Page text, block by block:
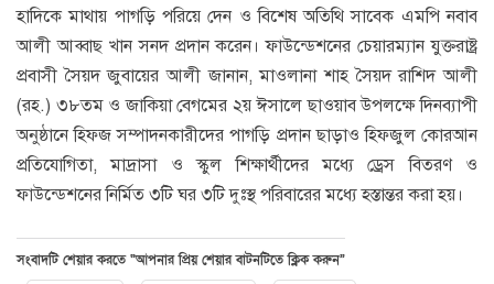
হাদিকে মাথায় পাগড়ি পরিয়ে দেন ও বিশেষ অতিথি সাবেক এমপি নবাব
আলী আব্বাছ খান সনদ প্রদান করেন। ফাউন্ডেশনের চেয়ারম্যান যুক্তরাষ্ট্র
প্রবাসী সৈয়দ জুবায়ের আলী জানান, মাওলানা শাহ সৈয়দ রাশিদ আলী
(রহ.) ৩৮তম ও জাকিয়া বেগমের ২য় ঈসালে ছাওয়াব উপলক্ষে দিনব্যাপী
অনুষ্ঠানে হিফজ সম্পাদনকারীদের পাগড়ি প্রদান ছাড়াও হিফজুল কোরআন
প্রতিযোগিতা, মাদ্রাসা ও স্কুল শিক্ষার্থীদের মধ্যে ড্রেস বিতরণ ও
ফাউন্ডেশনের নির্মিত ৩টি ঘর ৩টি দুঃস্থ পরিবারের মধ্যে হস্তান্তর করা হয়।
সংবাদটি শেয়ার করতে “আপনার প্রিয় শেয়ার বাটনটিতে ক্লিক করুন”